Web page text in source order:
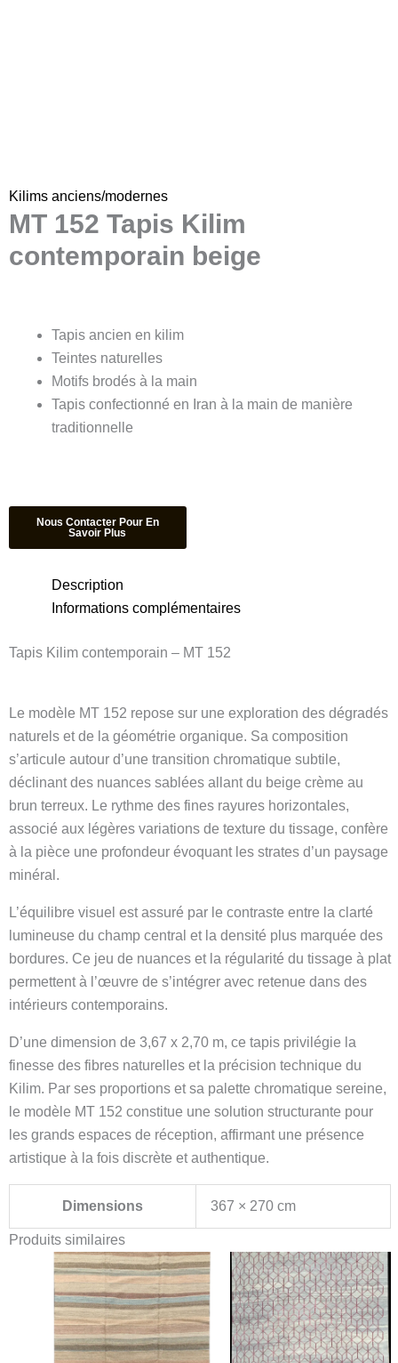
Kilims anciens/modernes
MT 152 Tapis Kilim
contemporain beige
Tapis ancien en kilim
Teintes naturelles
Motifs brodés à la main
Tapis confectionné en Iran à la main de manière
traditionnelle
Description
Informations complémentaires
Tapis Kilim contemporain – MT 152
Le modèle MT 152 repose sur une exploration des dégradés
naturels et de la géométrie organique. Sa composition
s’articule autour d’une transition chromatique subtile,
déclinant des nuances sablées allant du beige crème au
brun terreux. Le rythme des fines rayures horizontales,
associé aux légères variations de texture du tissage, confère
à la pièce une profondeur évoquant les strates d’un paysage
minéral.
L’équilibre visuel est assuré par le contraste entre la clarté
lumineuse du champ central et la densité plus marquée des
bordures. Ce jeu de nuances et la régularité du tissage à plat
permettent à l’œuvre de s’intégrer avec retenue dans des
intérieurs contemporains.
D’une dimension de 3,67 x 2,70 m, ce tapis privilégie la
finesse des fibres naturelles et la précision technique du
Kilim. Par ses proportions et sa palette chromatique sereine,
le modèle MT 152 constitue une solution structurante pour
les grands espaces de réception, affirmant une présence
artistique à la fois discrète et authentique.
Dimensions 367 × 270 cm
Produits similaires